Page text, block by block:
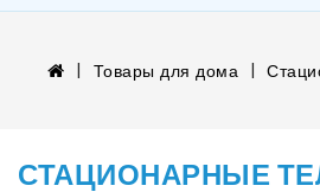
Товары для дома
СТАЦИОНАРНЫЕ